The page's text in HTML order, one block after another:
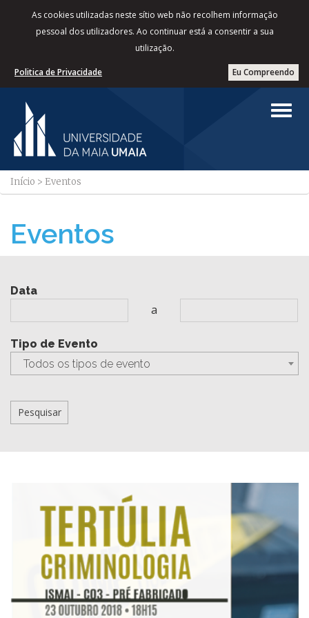
As cookies utilizadas neste sítio web não recolhem informação
pessoal dos utilizadores. Ao continuar está a consentir a sua
utilização.
Eu Compreendo
Politica de Privacidade
Início > Eventos
Eventos
Data
a
Tipo de Evento
Todos os tipos de evento